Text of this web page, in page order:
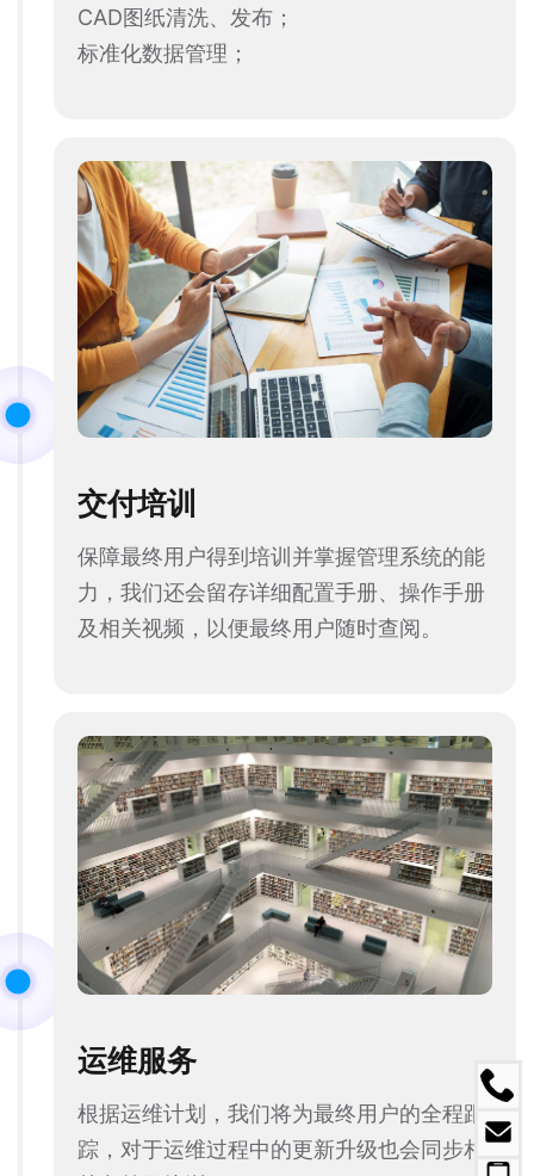
CAD图纸清洗、发布；
标准化数据管理；
交付培训
保障最终用户得到培训并掌握管理系统的能
力，我们还会留存详细配置手册、操作手册
及相关视频，以便最终用户随时查阅。
运维服务
根据运维计划，我们将为最终用户的全程跟
踪，对于运维过程中的更新升级也会同步相